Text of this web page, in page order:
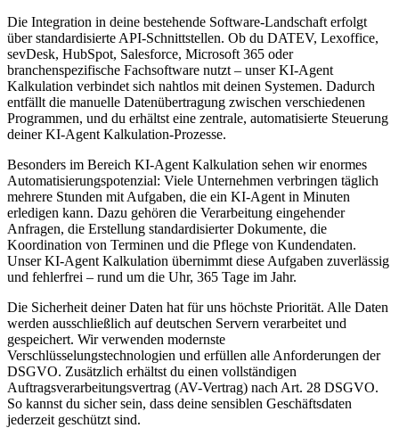
Die Integration in deine bestehende Software-Landschaft erfolgt
über standardisierte API-Schnittstellen. Ob du DATEV, Lexoffice,
sevDesk, HubSpot, Salesforce, Microsoft 365 oder
branchenspezifische Fachsoftware nutzt – unserKI-Agent
Kalkulation verbindet sich nahtlos mit deinen Systemen. Dadurch
entfällt die manuelle Datenübertragung zwischen verschiedenen
Programmen, und du erhältst eine zentrale, automatisierte Steuerung
deinerKI-Agent Kalkulation-Prozesse.
Besonders im Bereich KI-Agent Kalkulation sehen wir enormes
Automatisierungspotenzial: Viele Unternehmen verbringen täglich
mehrere Stunden mit Aufgaben, die ein KI-Agent in Minuten
erledigen kann. Dazu gehören die Verarbeitung eingehender
Anfragen, die Erstellung standardisierter Dokumente, die
Koordination von Terminen und die Pflege von Kundendaten.
UnserKI-Agent Kalkulation übernimmt diese Aufgaben zuverlässig
und fehlerfrei – rund um die Uhr, 365 Tage im Jahr.
Die Sicherheit deiner Daten hat für uns höchste Priorität. Alle Daten
werden ausschließlich auf deutschen Servern verarbeitet und
gespeichert. Wir verwenden modernste
Verschlüsselungstechnologien und erfüllen alle Anforderungen der
DSGVO. Zusätzlich erhältst du einen vollständigen
Auftragsverarbeitungsvertrag (AV-Vertrag) nach Art. 28 DSGVO.
So kannst du sicher sein, dass deine sensiblen Geschäftsdaten
jederzeit geschützt sind.